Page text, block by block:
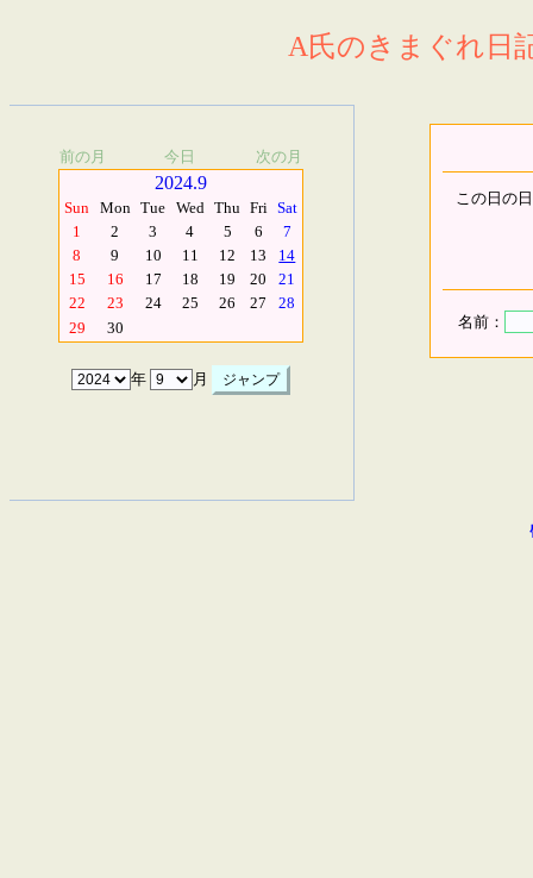
A氏のきまぐれ日
前の月 今日 次の月
2024.9
Sun Mon Tue Wed Thu Fri Sat
1
2 3 4 5 6
7
8
9 10 11 12 13
14
15
16 17 18 19 20
21
22
23 24 25 26 27
28
29
30
年 月
この日の
名前：